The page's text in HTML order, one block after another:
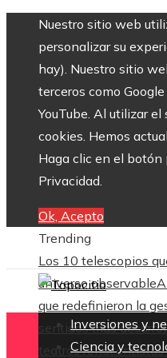
Nuestro sitio web
personalizar su
hay). Nuestro sitio
terceros como
YouTube. Al utilizar
cookies. Hemos
Haga clic en el
Privacidad.
Ok, Acepto
Trending
Los 10 telescopios
universo observable
que redefinieron la
sentidos más
teatros
Inversiones y
Ciencia y